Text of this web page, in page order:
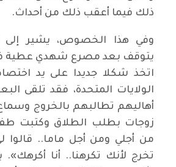
ذلك فيما أعقب ذلك من أحداث.
وفي هذا الخصوص، يشير إلى
يتوقف بعد مصرع شهدي عطية في
اتخذ شكلا جديدا على يد
الولايات المتحدة، فقد تلقى
أهاليهم تطالبهم بالخروج
زوجات بطلب الطلاق وكتبت
من أجلي ومن أجل ماما.. قالوا
تخرج لأنك تكرهنا.. أنا